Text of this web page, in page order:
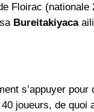
Floirac (nationale
Bureitakiyaca
s’appuyer pour
joueurs, de quoi